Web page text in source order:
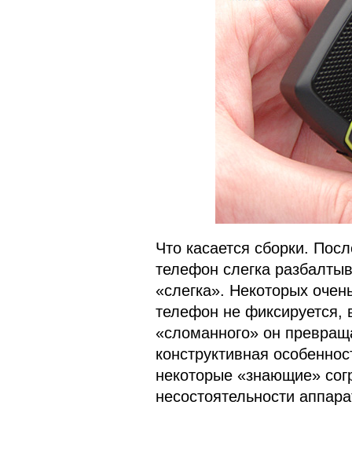
Что касается сборки.
телефон слегка
«слегка». Некоторых
телефон не фиксируется,
«сломанного» он
конструктивная
некоторые «знающие»
несостоятельности